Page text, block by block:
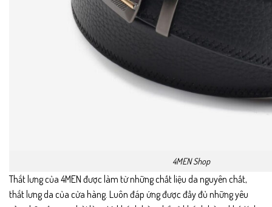
4MEN Shop
Thắt lưng của 4MEN được làm từ những chất liệu da nguyên chất,
thắt lưng da của cửa hàng. Luôn đáp ứng được đầy đủ những yêu